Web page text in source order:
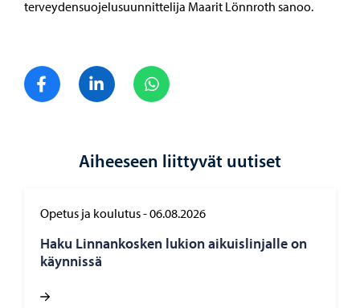
terveydensuojelusuunnittelija Maarit Lönnroth sanoo.
Jaa FacebookJaa LinkedIn
Aiheeseen liittyvät uutiset
Opetus ja koulutus-06.08.2026
Haku Lin­nan­kos­ken lu­kion ai­kuis­lin­jal­le on
käyn­nis­sä